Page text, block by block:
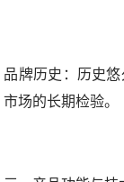
品牌历史：历史
市场的长期检验。